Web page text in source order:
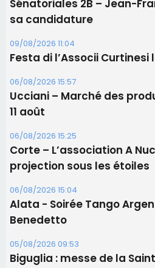
06/08/2026 15:25
Corte – L’association A
projection sous les étoiles
06/08/2026 15:04
Alata - Soirée Tango
Benedetto
05/08/2026 09:53
Biguglia : messe de la
procession le 14 août
Les plus lus
Éclipse du 12 août : Où
profiter pleinement du